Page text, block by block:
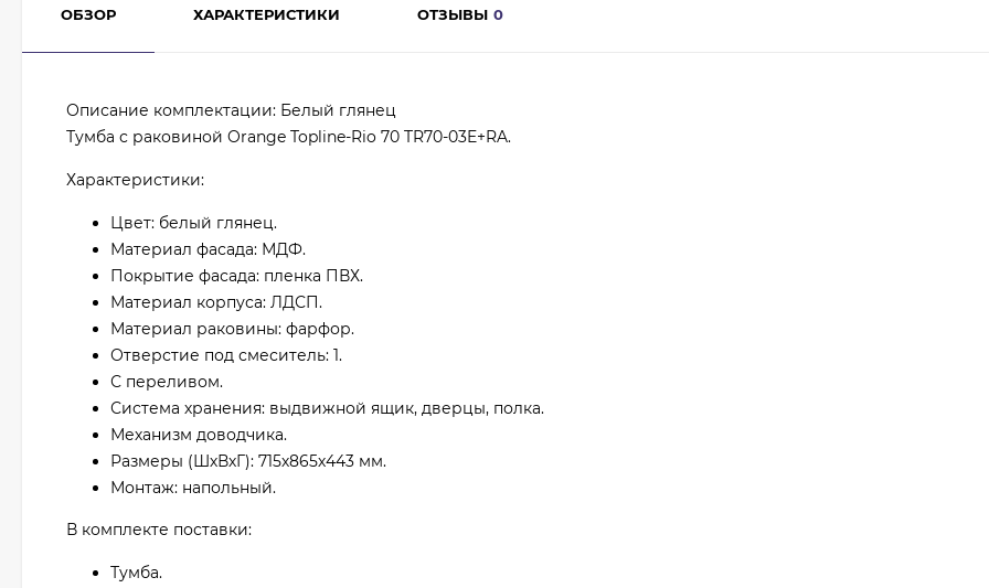
ОБЗОР ХАРАКТЕРИСТИКИ ОТЗЫВЫ 0
Описание комплектации: Белый глянец
Тумба с раковиной Orange Topline-Rio 70 TR70-03E+RA.
Характеристики:
Цвет: белый глянец.
Материал фасада: МДФ.
Покрытие фасада: пленка ПВХ.
Материал корпуса: ЛДСП.
Материал раковины: фарфор.
Отверстие под смеситель: 1.
С переливом.
Система хранения: выдвижной ящик, дверцы, полка.
Механизм доводчика.
Размеры (ШхВхГ): 715х865х443 мм.
Монтаж: напольный.
В комплекте поставки:
Тумба.